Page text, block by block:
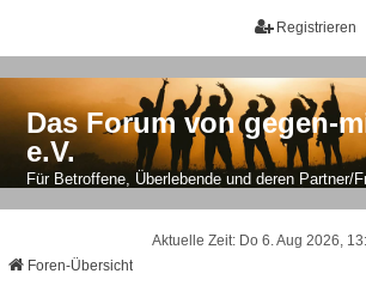
Registrieren
Das Forum von gegen-
e.V.
Für Betroffene, Überlebende und deren Partner/
Aktuelle Zeit: Do 6. Aug 2026,
Foren-Übersicht